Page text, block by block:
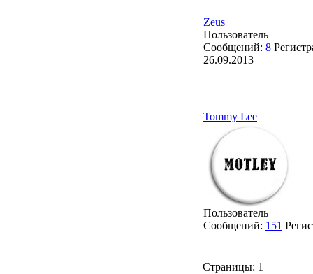
Zeus
Пользователь
Сообщений: 8
26.09.2013
Tommy Lee
Пользователь
Сообщений: 151
Страницы: 1